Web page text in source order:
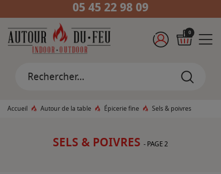
05 45 22 98 09
0
Accueil Autour de la table Épicerie fine Sels & poivres
SELS & POIVRES - PAGE 2